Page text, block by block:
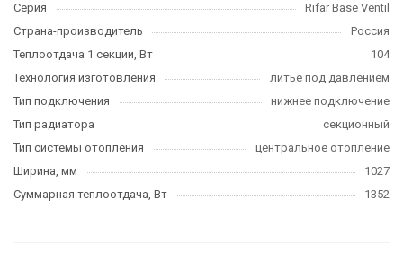
Серия
Rifar Base Ventil
Страна-производитель
Россия
Теплоотдача 1 секции, Вт
104
Технология изготовления
литье под давлением
Тип подключения
нижнее подключение
Тип радиатора
секционный
Тип системы отопления
центральное отопление
Ширина, мм
1027
Суммарная теплоотдача, Вт
1352